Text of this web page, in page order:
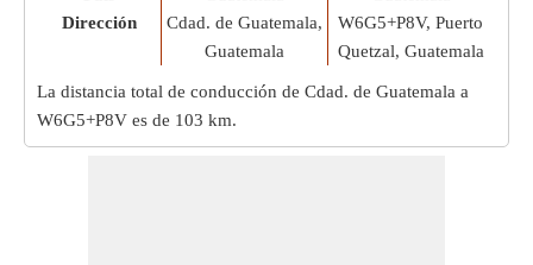
Dirección
Cdad. de Guatemala,
Guatemala
W6G5+P8V, Puerto
Quetzal, Guatemala
La distancia total de conducción de Cdad. de Guatemala a
W6G5+P8V es de 103 km.